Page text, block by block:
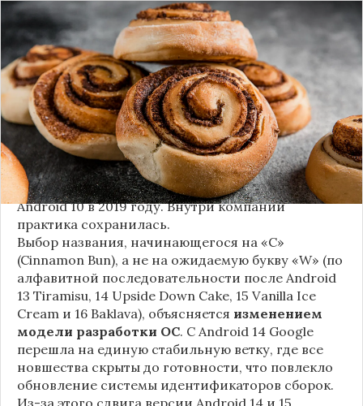
Стало известно внутреннее кодовое имя
следующей крупной версии Android. Как
сообщают источники, Android 17, релиз которой
ожидается в 2026 году, разрабатывается под
названием«Cinnamon Bun»(«Булочка с
корицей»).
Это решение продолжает знаменитую традицию
Google называть версии Android в честь
сладостей и десертов (Cupcake, Donut, KitKat и
т.д.), хотя компанияпрекратила публично
использовать эти именас момента выхода
Android 10 в 2019 году. Внутри компании
практика сохранилась.
Выбор названия, начинающегося на «C»
(Cinnamon Bun), а не на ожидаемую букву «W» (по
алфавитной последовательности после Android
13 Tiramisu, 14 Upside Down Cake, 15 Vanilla Ice
Cream и 16 Baklava), объясняется изменением
модели разработки ОС. С Android 14 Google
перешла на единую стабильную ветку, где все
новшества скрыты до готовности, что повлекло
обновление системы идентификаторов сборок.
Из-за этого сдвига версии Android 14 и 15